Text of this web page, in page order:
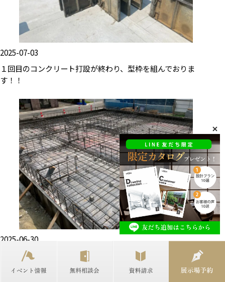
2025-07-03
１回目のコンクリート打設が終わり、型枠を組んでおりま
す！！
2025-06-30
配筋が完了しました！